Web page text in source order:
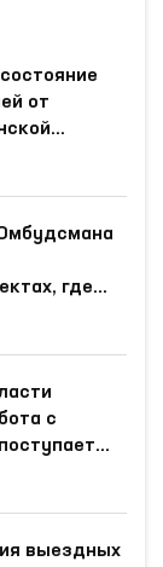
от
где
с
обращений
выездных